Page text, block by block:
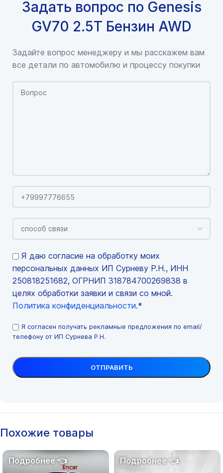
Задать вопрос по Genesis
GV70 2.5T Бензин AWD
Задайте вопрос менеджеру и мы расскажем вам
все детали по автомобилю и процессу покупки
Я даю согласие на обработку моих
персональных данных ИП Сурневу Р.Н., ИНН
250818251682, ОГРНИП 318784700269838 в
целях обработки заявки и связи со мной.
Политика конфиденциальности.*
Я согласен получать рекламные предложения по email/
телефону от ИП Сурнева Р.Н.
Похожие товары